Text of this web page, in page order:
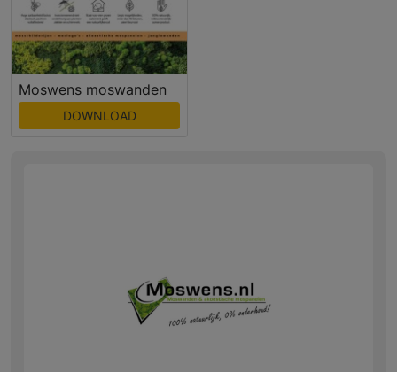
Moswens moswanden
DOWNLOAD